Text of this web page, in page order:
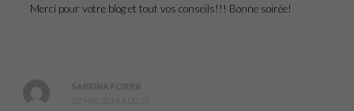
Merci pour votre blog et tout vos conseils!!! Bonne soirée!
SABRINA FORIER
22 MAI 2019 À 08:53